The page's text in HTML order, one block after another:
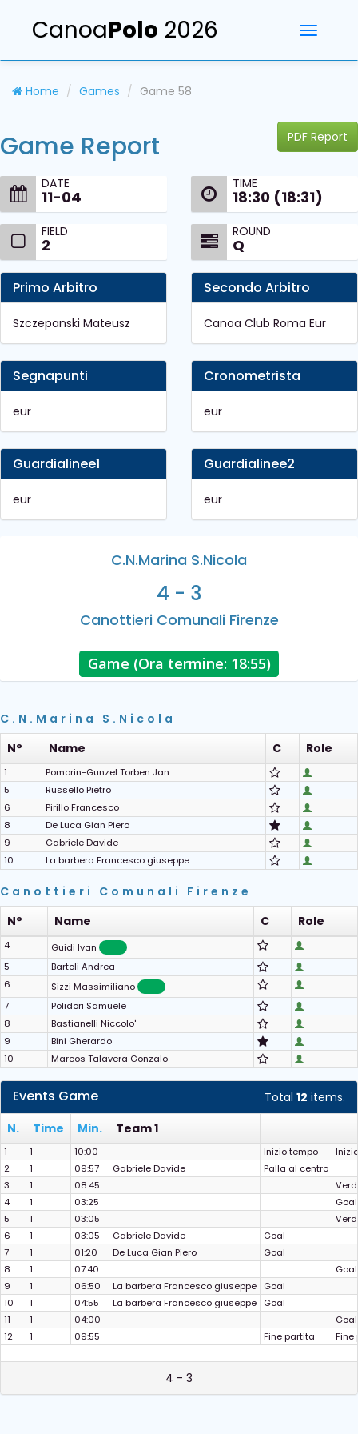
Toggle
CanoaPolo 2026
Home Games Game 58
PDF Report
Game Report
DATE
11-04
TIME
18:30 (18:31)
FIELD
2
ROUND
Q
Primo Arbitro
Szczepanski Mateusz
Secondo Arbitro
Canoa Club Roma Eur
Segnapunti
eur
Cronometrista
eur
Guardialinee1
eur
Guardialinee2
eur
C.N.Marina S.Nicola
4 - 3
Canottieri Comunali Firenze
Game (Ora termine: 18:55)
C.N.Marina S.Nicola
N°
Name C Role
1
Pomorin-Gunzel Torben Jan
5
Russello Pietro
6
Pirillo Francesco
8
De Luca Gian Piero
9
Gabriele Davide
10
La barbera Francesco giuseppe
Canottieri Comunali Firenze
N°
Name C Role
4
Guidi Ivan
5
Bartoli Andrea
6
Sizzi Massimiliano
7
Polidori Samuele
8
Bastianelli Niccolo'
9
Bini Gherardo
10
Marcos Talavera Gonzalo
Total 12 items.
Events Game
N. Time Min. Team 1
1 1 10:00 Inizio tempo
2
1 09:57 Gabriele Davide
Palla al centro
3
1 08:45
4
1 03:25
Goal
5
1 03:05
6
1 03:05 Gabriele Davide
Goal
7
1 01:20 De Luca Gian Piero
Goal
8
1 07:40
Goal
9
1 06:50 La barbera Francesco giuseppe
Goal
10
1 04:55 La barbera Francesco giuseppe
Goal
11
1 04:00
Goal
12
1 09:55 Fine partita Fine
4 - 3